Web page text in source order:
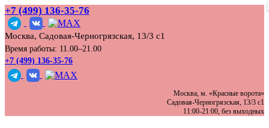
+7 (499) 136‑35‑76
Москва, Садовая-Черногрязская, 13/3 с1
Время работы: 11.00–21.00
+7 (499) 136-35-76
Москва, м. «Красные ворота»
Садовая-Черногрязская, 13/3 с1
11:00-21:00, без выходных